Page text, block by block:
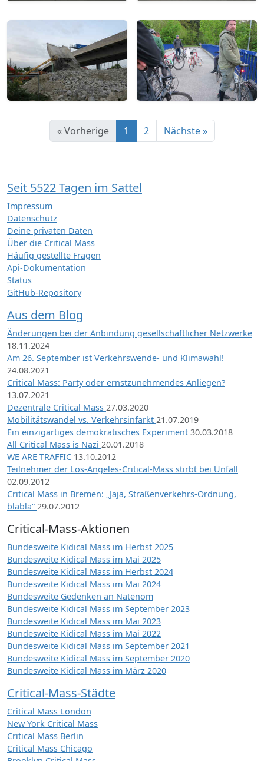
« Vorherige 1 2 Nächste »
Seit 5522 Tagen im Sattel
Impressum
Datenschutz
Deine privaten Daten
Über die Critical Mass
Häufig gestellte Fragen
Api-Dokumentation
Status
GitHub-Repository
Aus dem Blog
Änderungen bei der Anbindung gesellschaftlicher Netzwerke
18.11.2024
Am 26. September ist Verkehrswende- und Klimawahl!
24.08.2021
Critical Mass: Party oder ernstzunehmendes Anliegen?
13.07.2021
Dezentrale Critical Mass 27.03.2020
Mobilitätswandel vs. Verkehrsinfarkt 21.07.2019
Ein einzigartiges demokratisches Experiment 30.03.2018
All Critical Mass is Nazi 20.01.2018
WE ARE TRAFFIC 13.10.2012
Teilnehmer der Los-Angeles-Critical-Mass stirbt bei Unfall
02.09.2012
Critical Mass in Bremen: „Jaja, Straßenverkehrs-Ordnung,
blabla“ 29.07.2012
Critical-Mass-Aktionen
Bundesweite Kidical Mass im Herbst 2025
Bundesweite Kidical Mass im Mai 2025
Bundesweite Kidical Mass im Herbst 2024
Bundesweite Kidical Mass im Mai 2024
Bundesweite Gedenken an Natenom
Bundesweite Kidical Mass im September 2023
Bundesweite Kidical Mass im Mai 2023
Bundesweite Kidical Mass im Mai 2022
Bundesweite Kidical Mass im September 2021
Bundesweite Kidical Mass im September 2020
Bundesweite Kidical Mass im März 2020
Critical-Mass-Städte
Critical Mass London
New York Critical Mass
Critical Mass Berlin
Critical Mass Chicago